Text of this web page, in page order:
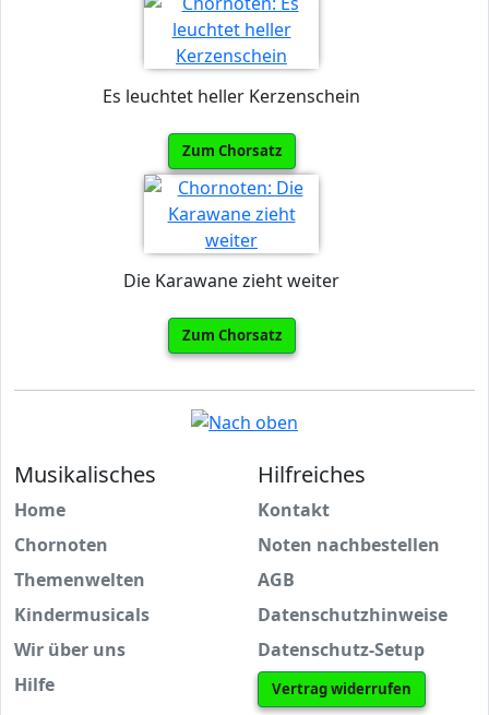
Es leuchtet heller Kerzenschein
Zum Chorsatz
Die Karawane zieht weiter
Zum Chorsatz
Musikalisches
Home
Chornoten
Themenwelten
Kindermusicals
Wir über uns
Hilfe
Hilfreiches
Kontakt
Noten nachbestellen
AGB
Datenschutzhinweise
Datenschutz-Setup
Vertrag widerrufen